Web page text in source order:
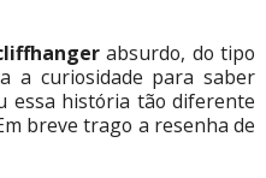
absurdo, do tipo
a curiosidade para saber
essa história tão diferente
breve trago a resenha de